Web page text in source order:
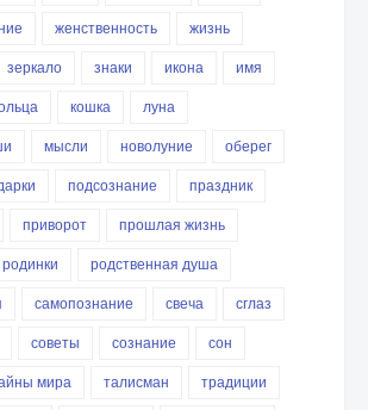
женственность
жизнь
зеркало знаки икона
имя
кошка
луна
мысли новолуние
оберег
подсознание
праздник
приворот
прошлая жизнь
родинки
родственная душа
самопознание свеча
сглаз
советы сознание
сон
мира талисман
традиции